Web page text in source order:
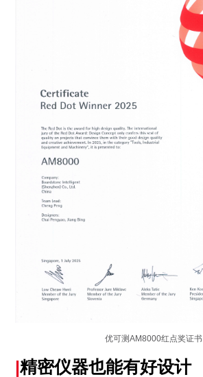
优可测AM8000红点奖证书
|精密仪器也能有好设计